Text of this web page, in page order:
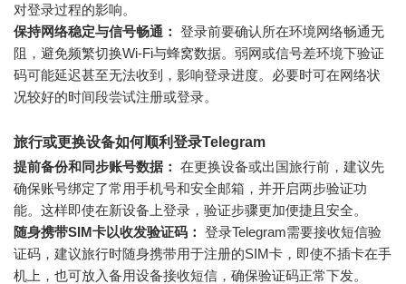
对登录过程的影响。
保持网络稳定与信号畅通： 登录前要确认所在环境网络畅通无
阻，避免频繁切换Wi-Fi与蜂窝数据。弱网或信号差环境下验证
码可能延迟甚至无法收到，影响登录进度。必要时可在网络状
况较好的时间段尝试注册或登录。
旅行或更换设备如何顺利登录Telegram
提前备份和同步账号数据： 在更换设备或出国旅行前，建议先
确保账号绑定了常用手机号和安全邮箱，并开启两步验证功
能。这样即使在新设备上登录，验证步骤更加便捷且安全。
随身携带SIM卡以收发验证码： 登录Telegram需要接收短信验
证码，建议旅行时随身携带用于注册的SIM卡，即使不插卡在手
机上，也可放入备用设备接收短信，确保验证码正常下发。